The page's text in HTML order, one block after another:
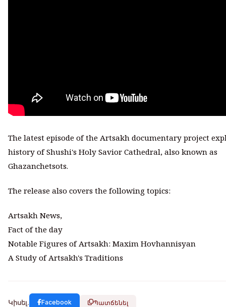
The latest episode of the Artsakh documentary project
history of Shushi's Holy Savior Cathedral, also known as
Ghazanchetsots.
The release also covers the following topics:
Artsakh News,
Fact of the day
Notable Figures of Artsakh: Maxim Hovhannisyan
A Study of Artsakh's Traditions
Կիսել. Facebook Պատճենել